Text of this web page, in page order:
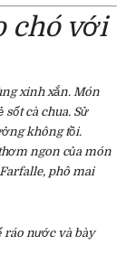
chó với
xinh xắn. Món
cà chua. Sử
không tồi.
ngon của món
phô mai
ráo nước và bày